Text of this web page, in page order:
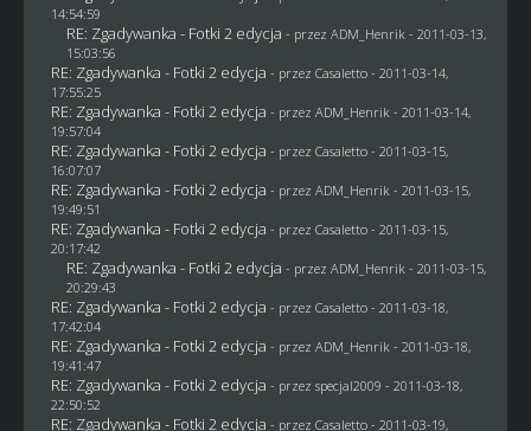
14:54:59
RE: Zgadywanka - Fotki 2 edycja - przez ADM_Henrik - 2011-03-13,
15:03:56
RE: Zgadywanka - Fotki 2 edycja - przez Casaletto- 2011-03-14,
17:55:25
RE: Zgadywanka - Fotki 2 edycja - przez ADM_Henrik - 2011-03-14,
19:57:04
RE: Zgadywanka - Fotki 2 edycja - przez Casaletto- 2011-03-15,
16:07:07
RE: Zgadywanka - Fotki 2 edycja - przez ADM_Henrik - 2011-03-15,
19:49:51
RE: Zgadywanka - Fotki 2 edycja - przez Casaletto- 2011-03-15,
20:17:42
RE: Zgadywanka - Fotki 2 edycja - przez ADM_Henrik - 2011-03-15,
20:29:43
RE: Zgadywanka - Fotki 2 edycja - przez Casaletto- 2011-03-18,
17:42:04
RE: Zgadywanka - Fotki 2 edycja - przez ADM_Henrik - 2011-03-18,
19:41:47
RE: Zgadywanka - Fotki 2 edycja - przez specjal2009 - 2011-03-18,
22:50:52
RE: Zgadywanka - Fotki 2 edycja - przez Casaletto- 2011-03-19,